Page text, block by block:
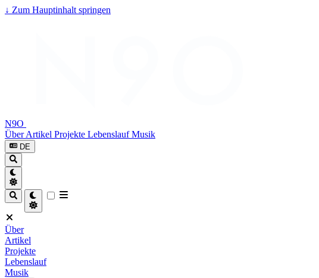
↓ Zum Hauptinhalt springen
N9O
ÜberArtikel Projekte LebenslaufMusik
DE
Über
Artikel
Projekte
Lebenslauf
Musik